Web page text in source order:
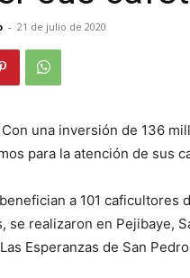
- 21 de julio de 2020
Con una inversión de 136
para la atención de sus
a 101
se realizaron en Pejibaye,
Esperanzas de San